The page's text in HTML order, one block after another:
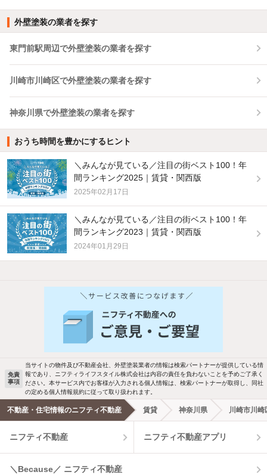
外壁塗装の業者を探す
東門前駅周辺で外壁塗装の業者を探す
川崎市川崎区で外壁塗装の業者を探す
神奈川県で外壁塗装の業者を探す
おうち時間を豊かにするヒント
＼みんなが見ている／注目の街ベスト100！年
間ランキング2025｜賃貸・関西版
2025年02月17日
＼みんなが見ている／注目の街ベスト100！年
間ランキング2023｜賃貸・関西版
2024年01月29日
バス・トイレ別 2階以上
洗濯機置場あり 独立洗面台
エアコンあり 都市ガス
温水洗浄便座 オートロック
コンロ2口以上
免責
事項
当サイトの物件及び不動産会社、外壁塗装業者の情報は検索パートナーが提供している情
報であり、ニフティライフスタイル株式会社は内容の責任を負わないことを予めご了承く
ださい。本サービス内でお客様が入力される個人情報は、検索パートナーが取得し、同社
の定める個人情報規約に従って取り扱われます。
不動産・住宅情報のニフティ不動産 賃貸 神奈川県 川崎市川崎
ニフティ不動産 ニフティ不動産アプリ
＼Because／ ニフティ不動産